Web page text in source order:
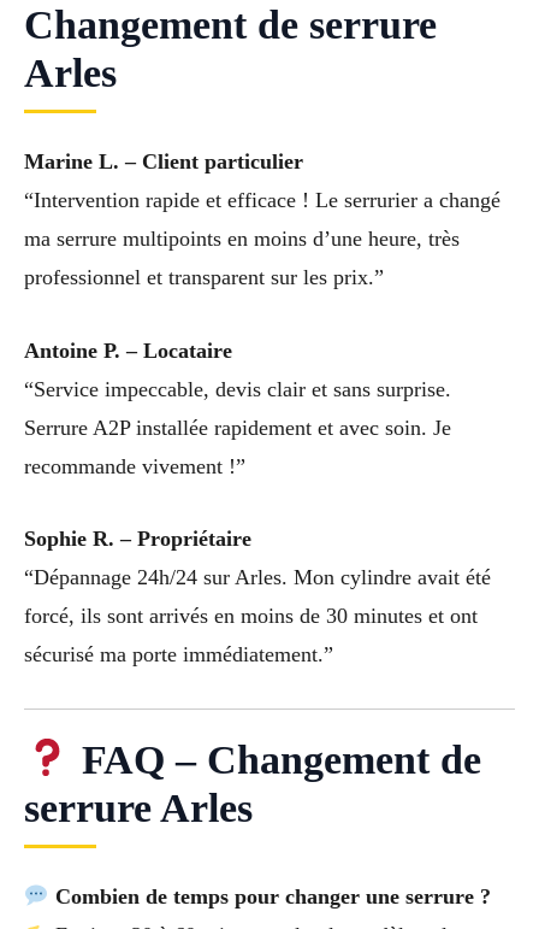
Changement de serrure
Arles
Marine L. – Client particulier
“Intervention rapide et efficace ! Le serrurier a changé
ma serrure multipoints en moins d’une heure, très
professionnel et transparent sur les prix.”
Antoine P. – Locataire
“Service impeccable, devis clair et sans surprise.
Serrure A2P installée rapidement et avec soin. Je
recommande vivement !”
Sophie R. – Propriétaire
“Dépannage 24h/24 sur Arles. Mon cylindre avait été
forcé, ils sont arrivés en moins de 30 minutes et ont
sécurisé ma porte immédiatement.”
FAQ – Changement de
serrure Arles
Combien de temps pour changer une serrure ?